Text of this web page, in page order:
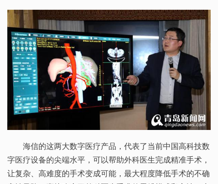
海信的这两大数字医疗产品，代表了当前中国高科技数
字医疗设备的尖端水平，可以帮助外科医生完成精准手术，
让复杂、高难度的手术变成可能，最大程度降低手术的不确